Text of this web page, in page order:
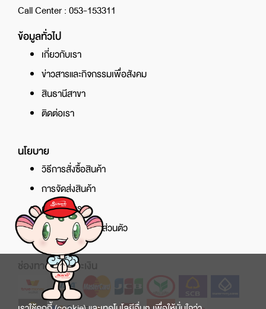
Call Center : 053-153311
ข้อมูลทั่วไป
เกี่ยวกับเรา
ข่าวสารและกิจกรรมเพื่อสังคม
สินธานีสาขา
ติดต่อเรา
นโยบาย
วิธีการสั่งซื้อสินค้า
การจัดส่งสินค้า
ศูนย์บริการ
นโยบายความเป็นส่วนตัว
ช่องทางการชำระเงิน